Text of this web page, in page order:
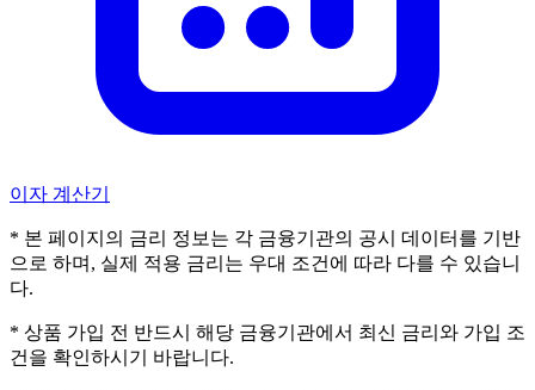
이자 계산기
* 본 페이지의 금리 정보는 각 금융기관의 공시 데이터를 기반
으로 하며, 실제 적용 금리는 우대 조건에 따라 다를 수 있습니
다.
* 상품 가입 전 반드시 해당 금융기관에서 최신 금리와 가입 조
건을 확인하시기 바랍니다.